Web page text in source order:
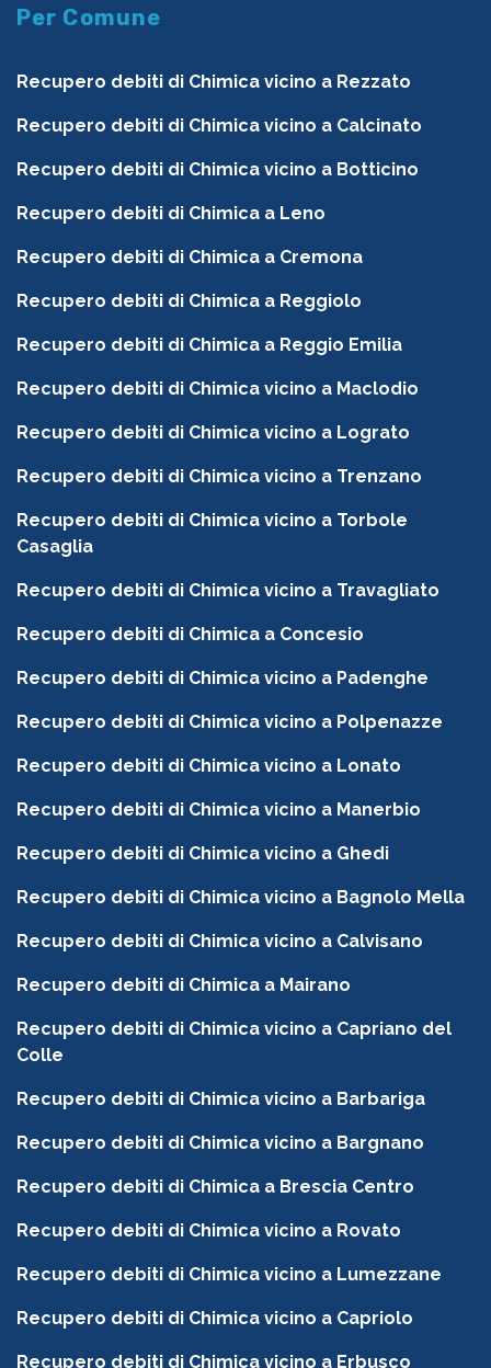
Per Comune
Recupero debiti di Chimica vicino a Rezzato
Recupero debiti di Chimica vicino a Calcinato
Recupero debiti di Chimica vicino a Botticino
Recupero debiti di Chimica a Leno
Recupero debiti di Chimica a Cremona
Recupero debiti di Chimica a Reggiolo
Recupero debiti di Chimica a Reggio Emilia
Recupero debiti di Chimica vicino a Maclodio
Recupero debiti di Chimica vicino a Lograto
Recupero debiti di Chimica vicino a Trenzano
Recupero debiti di Chimica vicino a Torbole
Casaglia
Recupero debiti di Chimica vicino a Travagliato
Recupero debiti di Chimica a Concesio
Recupero debiti di Chimica vicino a Padenghe
Recupero debiti di Chimica vicino a Polpenazze
Recupero debiti di Chimica vicino a Lonato
Recupero debiti di Chimica vicino a Manerbio
Recupero debiti di Chimica vicino a Ghedi
Recupero debiti di Chimica vicino a Bagnolo Mella
Recupero debiti di Chimica vicino a Calvisano
Recupero debiti di Chimica a Mairano
Recupero debiti di Chimica vicino a Capriano del
Colle
Recupero debiti di Chimica vicino a Barbariga
Recupero debiti di Chimica vicino a Bargnano
Recupero debiti di Chimica a Brescia Centro
Recupero debiti di Chimica vicino a Rovato
Recupero debiti di Chimica vicino a Lumezzane
Recupero debiti di Chimica vicino a Capriolo
Recupero debiti di Chimica vicino a Erbusco